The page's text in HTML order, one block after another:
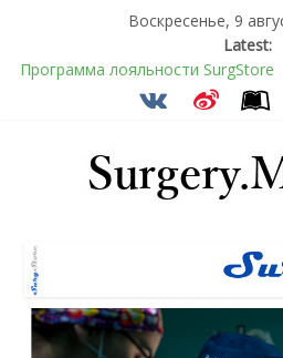
Воскресенье, 9
Latest:
Программа лояльности SurgStore
Подсознательное желанием
Барбированные нити в хирургии:
преимущества технологии